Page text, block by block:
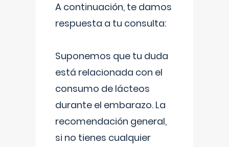
A continuación, te damos
respuesta a tu consulta:
Suponemos que tu duda
está relacionada con el
consumo de lácteos
durante el embarazo. La
recomendación general,
si no tienes cualquier